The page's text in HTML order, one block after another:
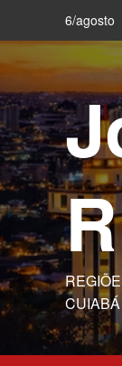
content
6/agosto